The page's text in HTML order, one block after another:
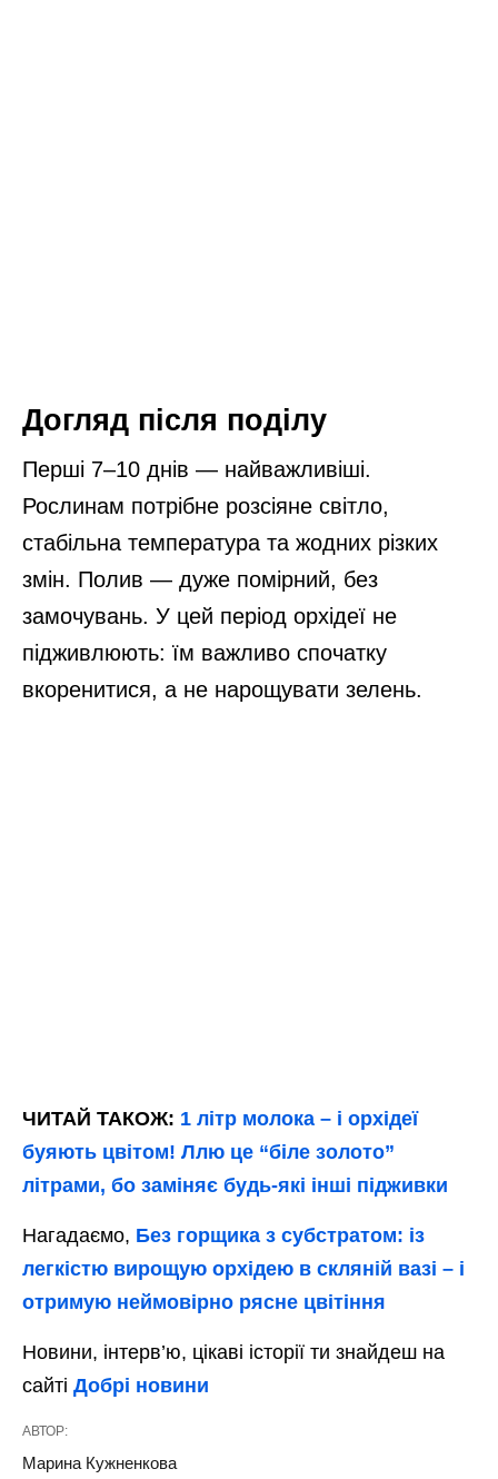
Догляд після поділу
Перші 7–10 днів — найважливіші.
Рослинам потрібне розсіяне світло,
стабільна температура та жодних різких
змін. Полив — дуже помірний, без
замочувань. У цей період орхідеї не
підживлюють: їм важливо спочатку
вкоренитися, а не нарощувати зелень.
ЧИТАЙ ТАКОЖ: 1 літр молока – і орхідеї
буяють цвітом! Ллю це “біле золото”
літрами, бо заміняє будь-які інші підживки
Нагадаємо, Без горщика з субстратом: із
легкістю вирощую орхідею в скляній вазі – і
отримую неймовірно рясне цвітіння
Новини, інтерв’ю, цікаві історії ти знайдеш на
сайті Добрі новини
АВТОР:
Марина Кужненкова